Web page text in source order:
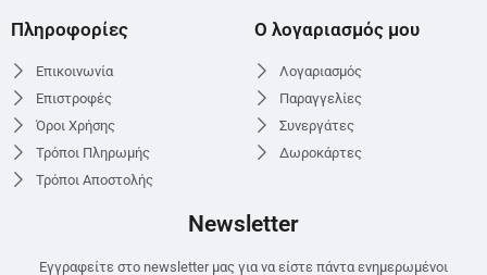
Πληροφορίες
Επικοινωνία
Επιστροφές
Όροι Χρήσης
Τρόποι Πληρωμής
Τρόποι Αποστολής
Ο λογαριασμός μου
Λογαριασμός
Παραγγελίες
Συνεργάτες
Δωροκάρτες
Newsletter
Εγγραφείτε στο newsletter μας για να είστε πάντα ενημερωμένοι